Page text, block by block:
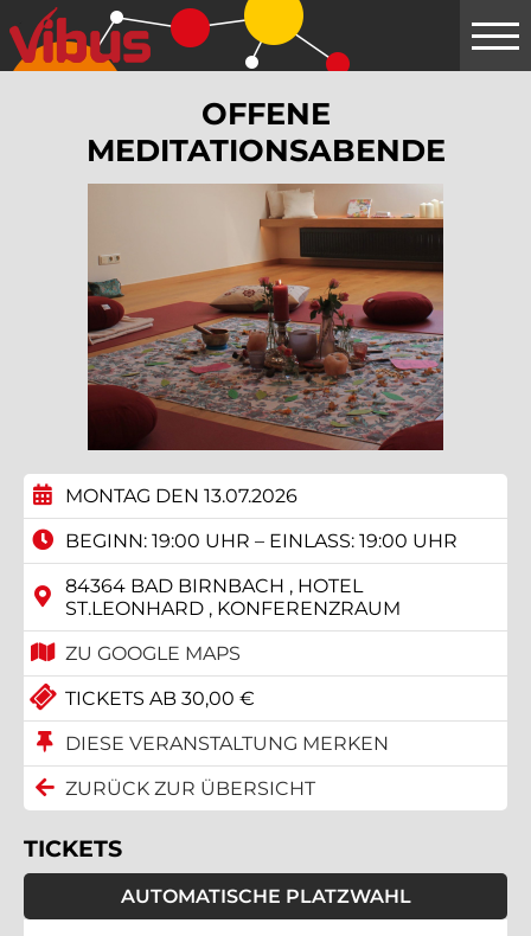
Springe
zum
Hauptinhalt
OFFENE
MEDITATIONSABENDE
MONTAG DEN 13.07.2026
BEGINN: 19:00 UHR – EINLASS: 19:00 UHR
84364 BAD BIRNBACH , HOTEL
ST.LEONHARD , KONFERENZRAUM
ZU GOOGLE MAPS
TICKETS AB 30,00 €
DIESE VERANSTALTUNG MERKEN
ZURÜCK ZUR ÜBERSICHT
TICKETS
AUTOMATISCHE PLATZWAHL